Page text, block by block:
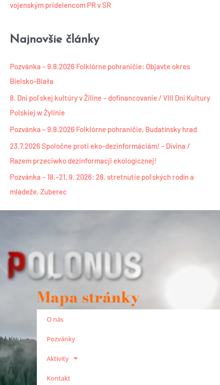
vojenským pridelencom PR v SR
Najnovšie články
Pozvánka – 9.8.2026 Folklórne pohraničie: Objavte okres
Bielsko-Biała
8. Dni poľskej kultúry v Žiline – dofinancovanie / VIII Dni Kultury
Polskiej w Żylinie
Pozvánka – 9.8.2026 Folklórne pohraničie, Budatínsky hrad
23.7.2026 Spoločne proti eko-dezinformáciám! – Divina /
Razem przeciwko dezinformacji ekologicznej!
Pozvánka – 18.–21. 9. 2026: 28. stretnutie poľských rodín a
mládeže, Zuberec
Mapa stránky
O nás
Pozvánky
Aktivity
Kontakt